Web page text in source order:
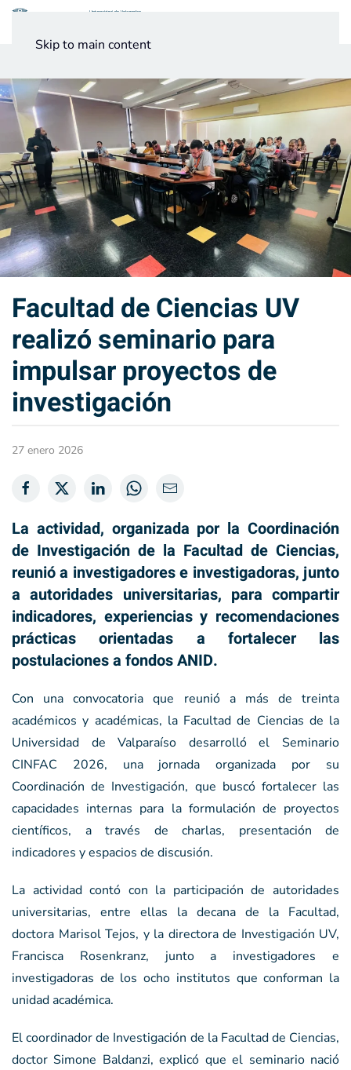
Skip to main content
Facultad de Ciencias UV
realizó seminario para
impulsar proyectos de
investigación
27 enero 2026
La actividad, organizada por la Coordinación
de Investigación de la Facultad de Ciencias,
reunió a investigadores e investigadoras, junto
a autoridades universitarias, para compartir
indicadores, experiencias y recomendaciones
prácticas orientadas a fortalecer las
postulaciones a fondos ANID.
Con una convocatoria que reunió a más de treinta
académicos y académicas, la Facultad de Ciencias de la
Universidad de Valparaíso desarrolló el Seminario
CINFAC 2026, una jornada organizada por su
Coordinación de Investigación, que buscó fortalecer las
capacidades internas para la formulación de proyectos
científicos, a través de charlas, presentación de
indicadores y espacios de discusión.
La actividad contó con la participación de autoridades
universitarias, entre ellas la decana de la Facultad,
doctora Marisol Tejos, y la directora de Investigación UV,
Francisca Rosenkranz, junto a investigadores e
investigadoras de los ocho institutos que conforman la
unidad académica.
El coordinador de Investigación de la Facultad de Ciencias,
doctor Simone Baldanzi, explicó que el seminario nació